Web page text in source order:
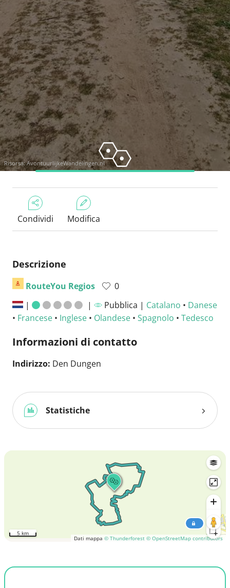
Risorsa:AvontuurlijkeWandelingen.nl
Condividi Modifica
Descrizione
RouteYou Regios
0
|
| Pubblica | Catalano • Danese
• Francese • Inglese • Olandese • Spagnolo • Tedesco
Informazioni di contatto
Indirizzo: Den Dungen
Statistiche
Dati mappa © Thunderforest © OpenStreetMap contributors
5 km